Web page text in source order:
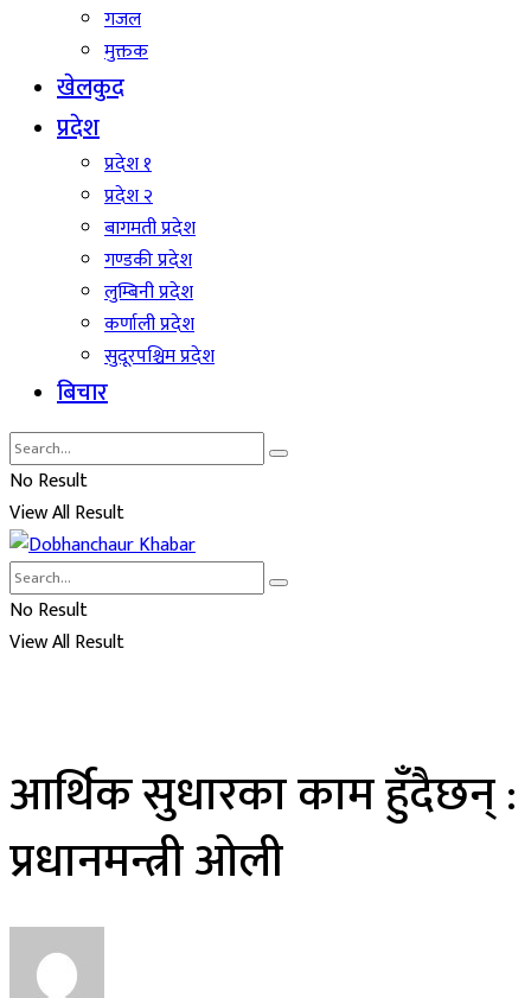
गजल
मुक्तक
खेलकुद
प्रदेश
प्रदेश १
प्रदेश २
बागमती प्रदेश
गण्डकी प्रदेश
लुम्बिनी प्रदेश
कर्णाली प्रदेश
सुदूरपश्चिम प्रदेश
बिचार
No Result
View All Result
No Result
View All Result
आर्थिक सुधारका काम हुँदैछन् :
प्रधानमन्त्री ओली